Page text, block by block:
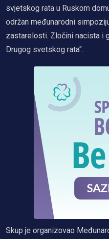
svjetskog rata u Ruskom
održan međunarodni
zastarelosti. Zločini nacista i
Drugog svetskog rata“.
Skup je organizovao